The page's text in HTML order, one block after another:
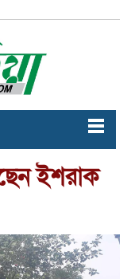
ইশরাক